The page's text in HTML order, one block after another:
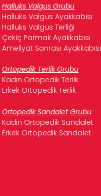
Halluks Valgus Grubu
Halluks Valgus Ayakkabısı
Halluks Valgus Terliği
Çekiç Parmak Ayakkabısı
Ameliyat Sonrası Ayakkabısı
Ortopedik Terlik Grubu
Kadın Ortopedik Terlik
Erkek Ortopedik Terlik
Ortopedik Sandalet Grubu
Kadın Ortopedik Sandalet
Erkek Ortopedik Sandalet